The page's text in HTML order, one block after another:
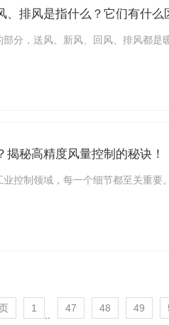
、排风是指什么？它们有什么
分，送风、新风、回风、排风都
秘高精度风量控制的秘诀！
控制领域，每一个细节都至关重
1 47 48 49